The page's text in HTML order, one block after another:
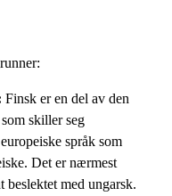
Finsk er en del av den
skiller seg
språk som
Det er nærmest
beslektet med ungarsk.